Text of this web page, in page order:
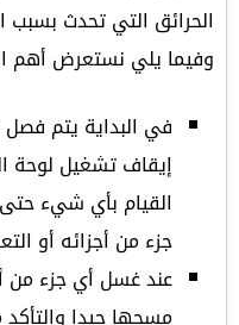
الحرائق التي تحدث
وفيما يلي نستعرض أهم
في البداية يتم فصل
إيقاف تشغيل لوحة
القيام بأي شيء
جزء من أجزائه أو
عند غسل أي جزء من
مسحها جيدا